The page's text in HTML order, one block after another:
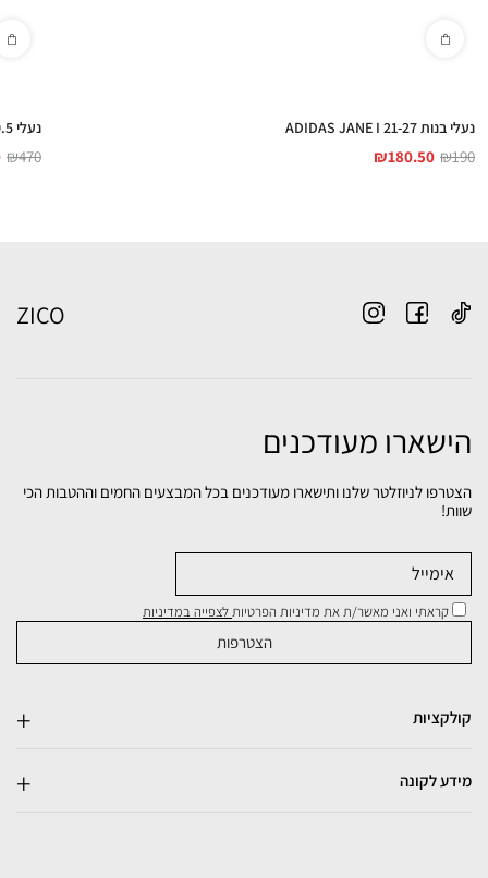
נעלי בנות ADIDAS JANE I 21-27
₪190
₪180.50
נעלי ADIDAS ADIMULE 35-40.5
₪470
ZICO
הישארו מעודכנים
הצטרפו לניוזלטר שלנו ותישארו מעודכנים בכל המבצעים החמים וההטבות הכי
שוות!
קראתי ואני מאשר/ת את מדיניות הפרטיותלצפייה במדיניות
קולקציות
מידע לקונה